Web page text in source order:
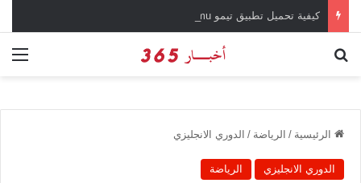
كيفية تحميل تطبيق تيمو temu للتسوق الإلكتروني عبر الإنترنت
الرئيسية / الرياضة / الدوري الانجليزي
الدوري الانجليزي الرياضة